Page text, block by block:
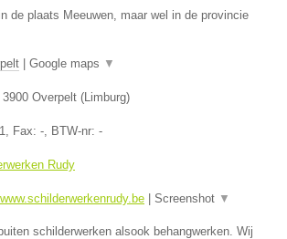
de plaats Meeuwen, maar wel in de provincie
Google maps ▼
3900 Overpelt ( Limburg)
, Fax: - , BTW-nr: -
Rudy
Screenshot ▼
schilderwerken alsook behangwerken. Wij